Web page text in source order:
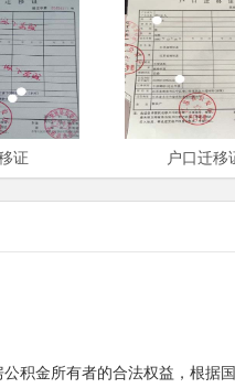
证 户口迁移
积金所有者的合法权益，根据